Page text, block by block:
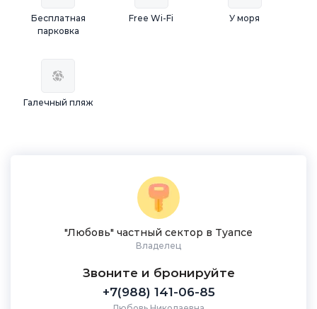
Бесплатная
парковка
Free Wi-Fi У моря
Галечный пляж
"Любовь" частный сектор в Туапсе
Владелец
Звоните и бронируйте
+7(988) 141-06-85